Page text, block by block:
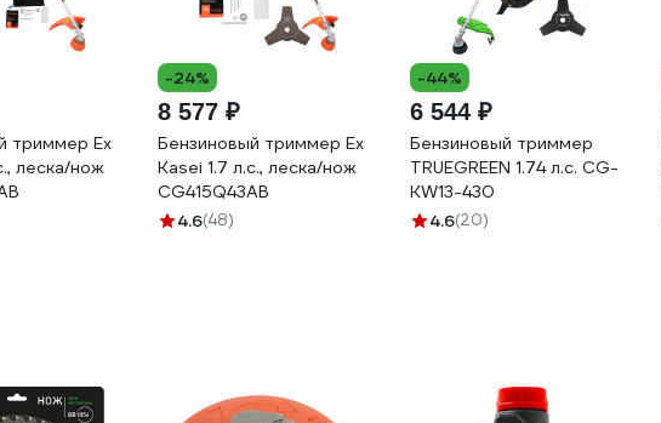
триммер Ex
леска/нож
-24%
8 577 ₽
Бензиновый триммер Ex
Kasei 1.7 л.с., леска/нож
CG415Q43AB
4.6(48)
-44%
6 544 ₽
Бензиновый триммер
TRUEGREEN 1.74 л.с. CG-
KW13-430
4.6(20)